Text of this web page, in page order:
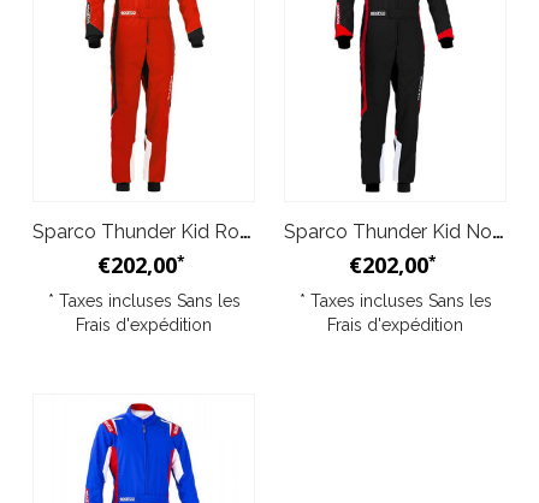
Sparco Thunder Kid Rouge Noir
€202,00*
* Taxes incluses Sans les
Frais d'expédition
Sparco Thunder Kid Noir Rouge
€202,00*
* Taxes incluses Sans les
Frais d'expédition